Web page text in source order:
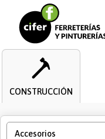
CONSTRUCCIÓN
Accesorios